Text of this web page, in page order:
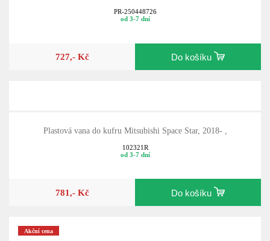
PR-250448726
od 3-7 dní
727,- Kč Do košíku
Plastová vana do kufru Mitsubishi Space Star, 2018- ,
102321R
od 3-7 dní
781,- Kč Do košíku
Akční cena